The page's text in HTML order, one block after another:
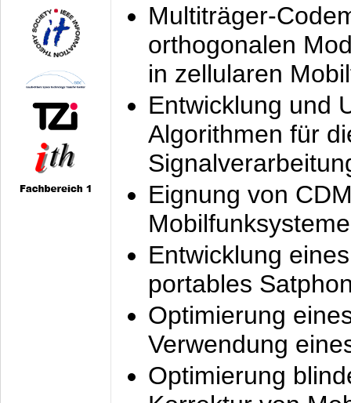
Multiträger-
orthogonalen
in zellularen
Entwicklung und
Algorithmen für
Eignung von
Mobilfunksysteme
Entwicklung
portables
Optimierung
Verwendung
Optimierung